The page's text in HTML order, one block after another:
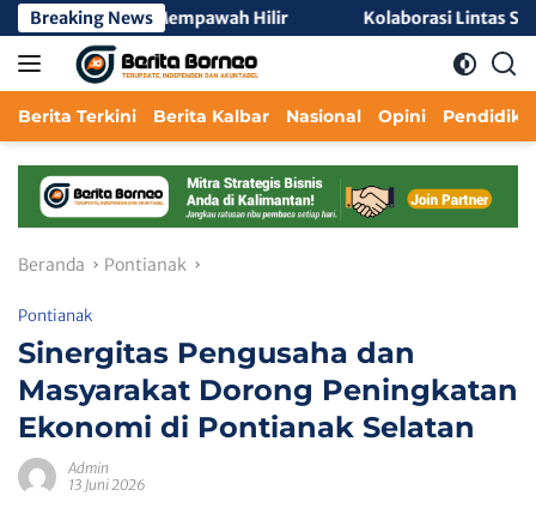
Langsung
ke
konten
Breaking News
2 Mempawah Hilir Kolaborasi Lintas Sektor
Berita Terkini Berita Kalbar Nasional Opini
Beranda Pontianak
Pontianak
Sinergitas Pengusaha dan
Masyarakat Dorong Peningkatan
Ekonomi di Pontianak Selatan
Admin
13 Juni 2026